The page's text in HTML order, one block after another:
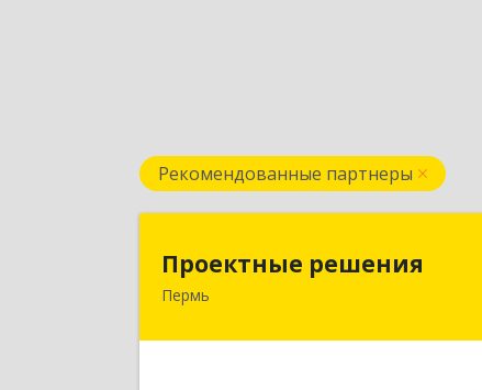
Рекомендованные партнеры
Проектные решения
Пермь